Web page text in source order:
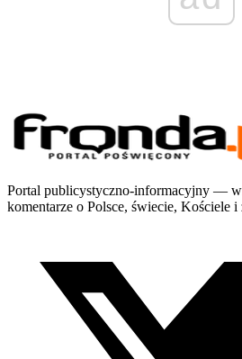
Portal publicystyczno-informacyjny —
komentarze o Polsce, świecie, Kościele